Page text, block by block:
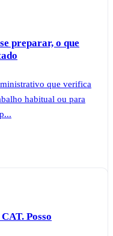
preparar, o que
que verifica
habitual ou para
Posso